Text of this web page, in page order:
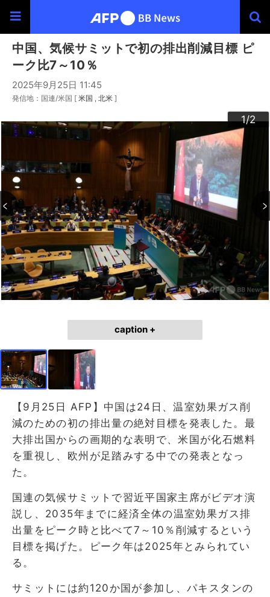
中国、気候サミットで初の排出削減目標 ピ
ーク比7～10％
2025年9月25日 11:45
発信地：国連/米国 [ 米国 北米 ]
1/2
2/2
caption +
【9月25日 AFP】中国は24日、温室効果ガス削
減のための初の排出量の絶対目標を発表した。最
大排出国からの画期的な表明で、米国が化石燃料
を重視し、欧州が足踏みする中での発表となっ
た。
国連の気候サミットで習近平国家主席がビデオ演
説し、2035年までに経済全体の温室効果ガス排
出量をピーク時と比べて7～10％削減するという
目標を掲げた。ピーク年は2025年とみられてい
る。
サミットには約120か国が参加し、パキスタンの